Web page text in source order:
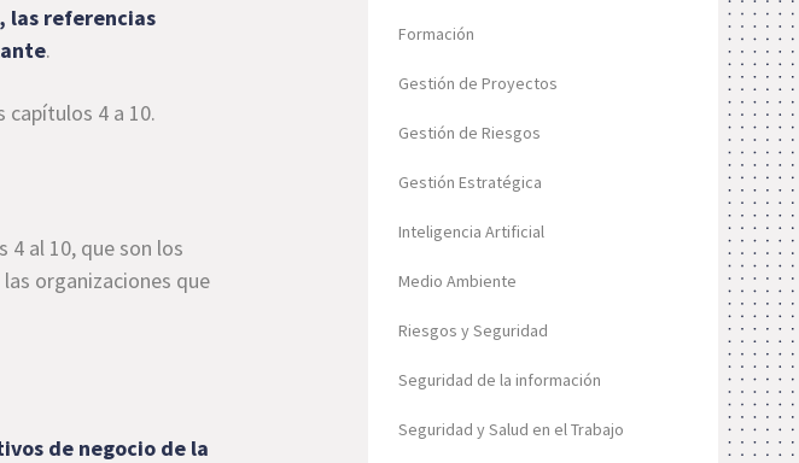
las referencias
.
capítulos 4 a 10.
4 al 10, que son los
organizaciones que
de negocio de la
Formación
Gestión de Proyectos
Gestión de Riesgos
Gestión Estratégica
Inteligencia Artificial
Medio Ambiente
Riesgos y Seguridad
Seguridad de la información
Seguridad y Salud en el Trabajo